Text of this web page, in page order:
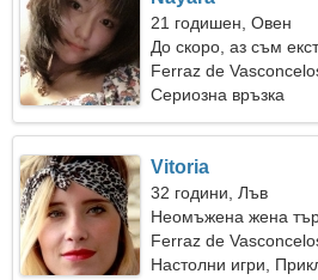
21 годишен, Овен
До скоро, аз съм
Ferraz de
Сериозна връзка
Vitoria
32 години, Лъв
Неомъжена жена
Ferraz de
Настолни игри,